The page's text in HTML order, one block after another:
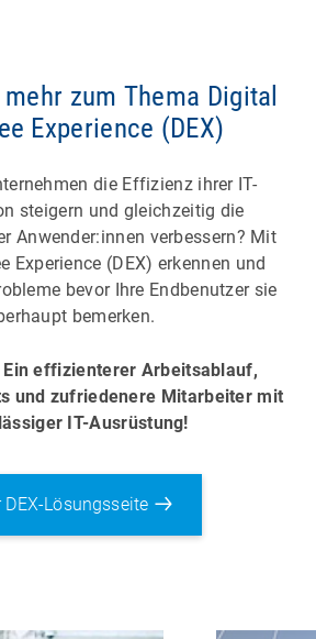
zum Thema Digital
Experience (DEX)
die Effizienz ihrer IT-
steigern und gleichzeitig die
Anwender:innen verbessern? Mit
Experience (DEX) erkennen und
bevor Ihre Endbenutzer sie
bemerken.
Ein effizienterer Arbeitsablauf,
und zufriedenere Mitarbeiter mit
IT-Ausrüstung!
DEX-Lösungsseite